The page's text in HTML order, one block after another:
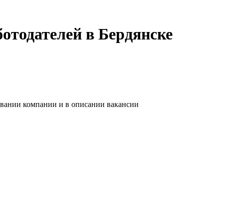
в Бердянске
компании и в описании вакансии